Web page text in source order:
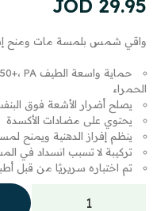
JOD 29.95
واقي شمس بلمسة مات ومنح
الحمراء
يصلح أضرار الأشعة فوق
يحتوي على مضادات الأكسدة
ينظم إفراز الدهنية ويمنح
تركيبة لا تسبب انسداد في
تم اختباره سريريًا من قبل